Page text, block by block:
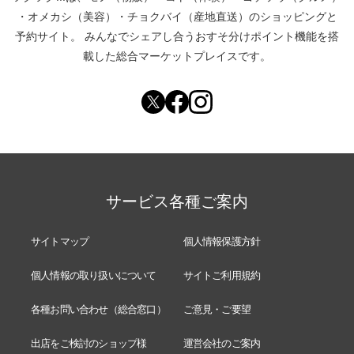
・ オメカシ（美容） ・ チョクバイ（産地直送） のショッピングと
予約サイト。
みんなでシェアし合う おすそ分けポイント機能を搭
載した総合マーケットプレイスです。
サービス各種ご案内
サイトマップ 個人情報保護方針
個人情報の取り扱いについて サイトご利用規約
各種お問い合わせ（総合窓口） ご意見・ご要望
出店をご検討のショップ様 運営会社のご案内